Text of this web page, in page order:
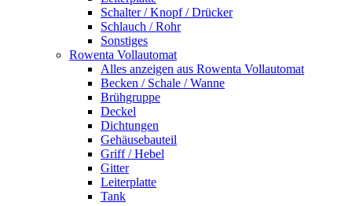
Schalter / Knopf / Drücker
Schlauch / Rohr
Sonstiges
Rowenta Vollautomat
Alles anzeigen aus Rowenta Vollautomat
Becken / Schale / Wanne
Brühgruppe
Deckel
Dichtungen
Gehäusebauteil
Griff / Hebel
Gitter
Leiterplatte
Tank